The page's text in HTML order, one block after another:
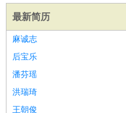
最新简历
麻诚志
后宝乐
潘芬瑶
洪瑞琦
王朝俊